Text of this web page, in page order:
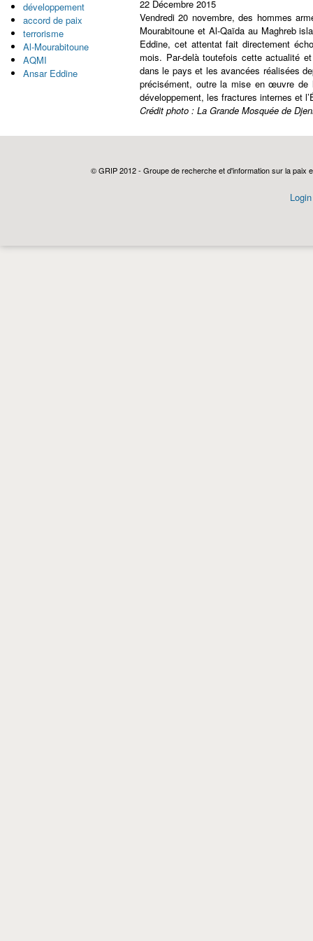
22 Décembre 2015
Vendredi 20 novembre, des hommes
Mourabitoune et Al-Qaïda au Maghreb
Eddine, cet attentat fait directement
mois. Par-delà toutefois cette actualité
dans le pays et les avancées réalisées
précisément, outre la mise en œuvre de
développement, les fractures internes et
Crédit photo : La Grande Mosquée de
développement
accord de paix
terrorisme
Al-Mourabitoune
AQMI
Ansar Eddine
© GRIP 2012 - Groupe de recherche et d'information sur la paix
Login